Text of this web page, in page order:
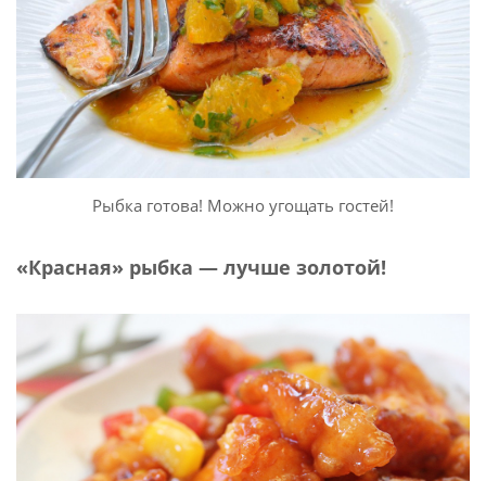
Рыбка готова! Можно угощать гостей!
«Красная» рыбка — лучше золотой!